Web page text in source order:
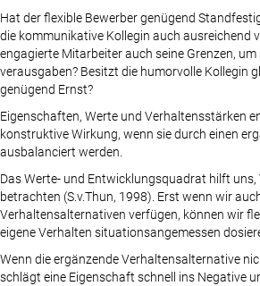
Hat der flexible Bewerber genügend
die kommunikative Kollegin auch ausreichend
engagierte Mitarbeiter auch seine Grenzen,
verausgaben? Besitzt die humorvolle Kollegin
genügend Ernst?
Eigenschaften, Werte und Verhaltensstärken
konstruktive Wirkung, wenn sie durch einen
ausbalanciert werden.
Das Werte- und Entwicklungsquadrat hilft
betrachten (S.v.Thun, 1998). Erst wenn wir
Verhaltensalternativen verfügen, können wir
eigene Verhalten situationsangemessen
Wenn die ergänzende Verhaltensalternative
schlägt eine Eigenschaft schnell ins Negative